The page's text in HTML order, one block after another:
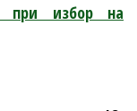
при избор на